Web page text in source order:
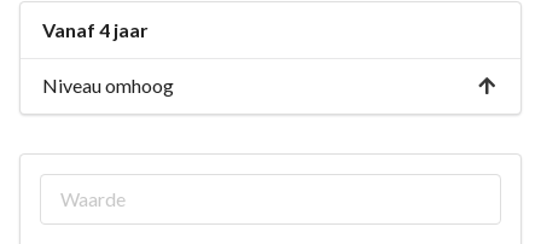
Vanaf 4 jaar
Niveau omhoog